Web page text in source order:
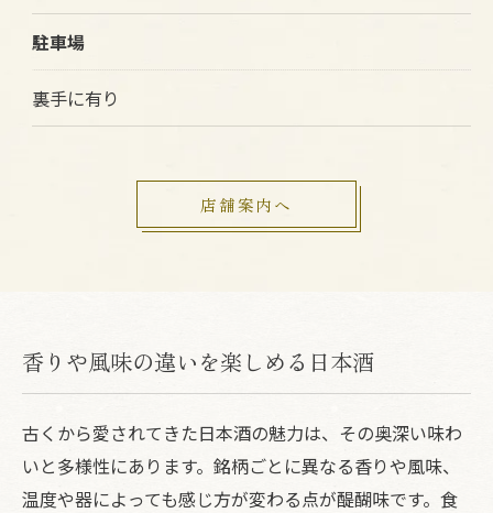
駐車場
裏手に有り
店舗案内へ
香りや風味の違いを楽しめる日本酒
古くから愛されてきた日本酒の魅力は、その奥深い味わ
いと多様性にあります。銘柄ごとに異なる香りや風味、
温度や器によっても感じ方が変わる点が醍醐味です。食